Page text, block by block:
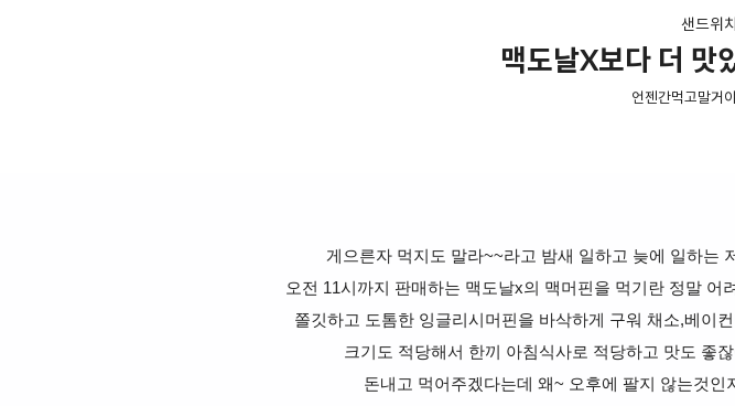
샌드위
맥도날X보다 더 맛
언젠간먹고말거
게으른자 먹지도 말라~~라고 밤새 일하고 늦에 일하는
오전 11시까지 판매하는 맥도날x의 맥머핀을 먹기란 정말 어
쫄깃하고 도톰한 잉글리시머핀을 바삭하게 구워 채소,베이
크기도 적당해서 한끼 아침식사로 적당하고 맛도 좋
돈내고 먹어주겠다는데 왜~ 오후에 팔지 않는것인